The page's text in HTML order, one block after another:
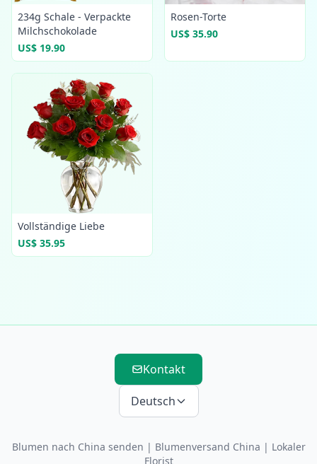
234g Schale - Verpackte
Milchschokolade
US$ 19.90
Rosen-Torte
US$ 35.90
Vollständige Liebe
US$ 35.95
Kontakt
Deutsch
Blumen nach China senden | Blumenversand China | Lokaler
Florist